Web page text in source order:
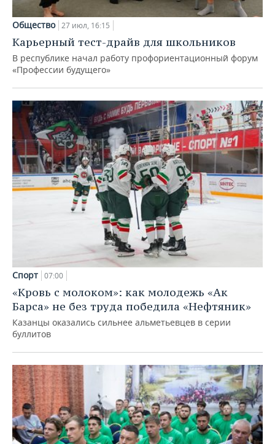
Общество 27 июл, 16:15
Карьерный тест-драйв для школьников
В республике начал работу профориентационный форум
«Профессии будущего»
Спорт 07:00
«Кровь с молоком»: как молодежь «Ак
Барса» не без труда победила «Нефтяник»
Казанцы оказались сильнее альметьевцев в серии
буллитов